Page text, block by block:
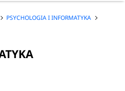
PSYCHOLOGIA I INFORMATYKA